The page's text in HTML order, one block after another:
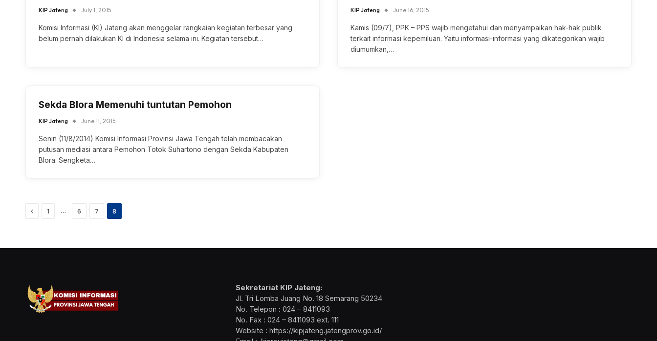
KIP Jateng July 1, 2015
Komisi Informasi (KI) Jateng akan menggelar rangkaian kegiatan terbesar yang
belum pernah dilakukan KI di Indonesia selama ini. Kegiatan tersebut…
KIP Jateng June 16, 2015
Kamis (09/7), PPK – PPS wajib mengetahui dan menyampaikan hak-hak publik
terkait informasi kepemiluan. Yaitu informasi-informasi yang dikategorikan wajib
diumumkan,…
Sekda Blora Memenuhi tuntutan Pemohon
KIP Jateng June 11, 2015
Senin (11/8/2014) Komisi Informasi Provinsi Jawa Tengah telah membacakan
putusan mediasi antara Pemohon Totok Suhartono dengan Sekda Kabupaten
Blora. Sengketa…
Previous
1 … 6 7 8
Sekretariat KIP Jateng:
Jl. Tri Lomba Juang No. 18 Semarang 50234
No. Telepon : 024 – 8411093
No. Fax : 024 – 8411093 ext. 111
Website : https://kipjateng.jatengprov.go.id/